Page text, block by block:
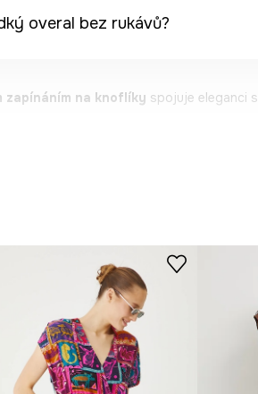
overal bez rukávů?
zapínáním na knoflíky spojuje eleganci s
dodatečné zvýraznění pasu.
a ideálně doplňuje letní outfity.
na klasický styl trenčkotu a dodávají